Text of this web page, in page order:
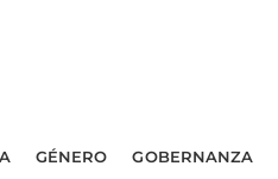
GÉNERO GOBERNANZA